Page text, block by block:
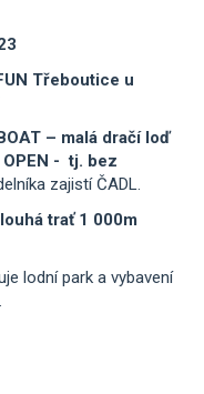
Třeboutice u
– malá dračí loď
OPEN - tj. bez
zajistí ČADL.
trať 1 000m
park a vybavení
.